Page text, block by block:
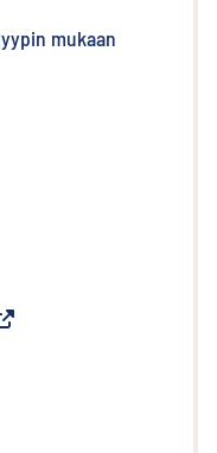
mukaan
linkki